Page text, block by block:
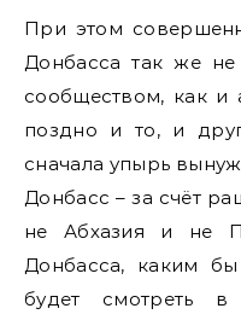
При этом
Донбасса так же
сообществом, как и
поздно и то, и
сначала упырь
Донбасс – за счёт
не Абхазия и не
Донбасса, каким
будет смотреть